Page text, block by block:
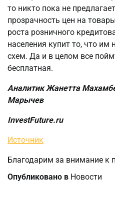
то никто пока не
прозрачность цен на
роста розничного
населения купит то, что
схем. Да и в целом все
бесплатная.
Аналитик Жанетта
Марычев
InvestFuture.ru
Источник
Благодарим за внимание к
Опубликовано в Новости